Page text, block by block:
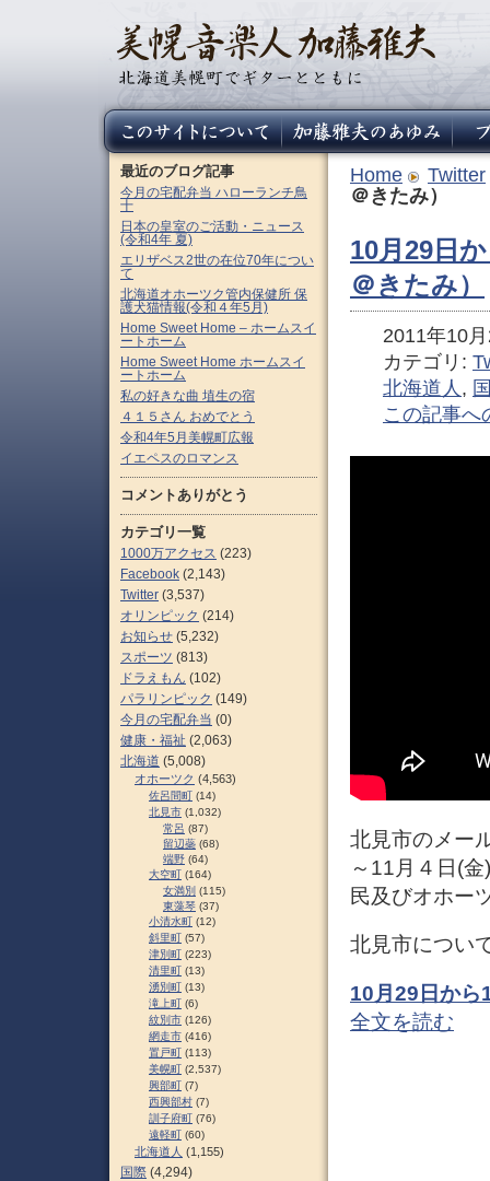
Home
Twitter
＠きたみ）
10月29日
＠きたみ）
2011年10
カテゴリ:
北海道人 ,
この記事へ
北見市のメー
～11月４日(
民及びオホー
北見市につい
10月29日から
全文を読む
最近のブログ記事
今月の宅配弁当 ハローランチ鳥
十
日本の皇室のご活動・ニュース
(令和4年 夏)
エリザベス2世の在位70年につい
て
北海道オホーツク管内保健所 保
護犬猫情報(令和４年5月)
Home Sweet Home – ホームスイ
ートホーム
Home Sweet Home ホームスイ
ートホーム
私の好きな曲 埴生の宿
４１５さん おめでとう
令和4年5月美幌町広報
イエペスのロマンス
コメントありがとう
カテゴリ一覧
1000万アクセス (223)
Facebook (2,143)
Twitter (3,537)
オリンピック (214)
お知らせ (5,232)
スポーツ (813)
ドラえもん (102)
パラリンピック (149)
今月の宅配弁当 (0)
健康・福祉 (2,063)
北海道 (5,008)
オホーツク (4,563)
佐呂間町 (14)
北見市 (1,032)
常呂 (87)
留辺蘂 (68)
端野 (64)
大空町 (164)
女満別 (115)
東藻琴 (37)
小清水町 (12)
斜里町 (57)
津別町 (223)
清里町 (13)
湧別町 (13)
滝上町 (6)
紋別市 (126)
網走市 (416)
置戸町 (113)
美幌町 (2,537)
興部町 (7)
西興部村 (7)
訓子府町 (76)
遠軽町 (60)
北海道人 (1,155)
国際 (4,294)